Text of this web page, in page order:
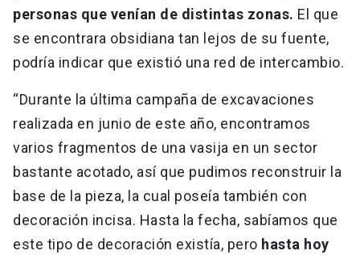
personas que venían de distintas zonas. El que
se encontrara obsidiana tan lejos de su fuente,
podría indicar que existió una red de intercambio.
“Durante la última campaña de excavaciones
realizada en junio de este año, encontramos
varios fragmentos de una vasija en un sector
bastante acotado, así que pudimos reconstruir la
base de la pieza, la cual poseía también con
decoración incisa. Hasta la fecha, sabíamos que
este tipo de decoración existía, pero hasta hoy